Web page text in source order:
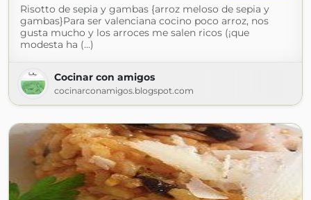
Risotto de sepia y gambas {arroz meloso de sepia y
gambas}Para ser valenciana cocino poco arroz, nos
gusta mucho y los arroces me salen ricos (¡que
modesta ha (...)
Cocinar con amigos
cocinarconamigos.blogspot.com